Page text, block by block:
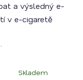
a výsledný e-
v e-cigaretě
Skladem